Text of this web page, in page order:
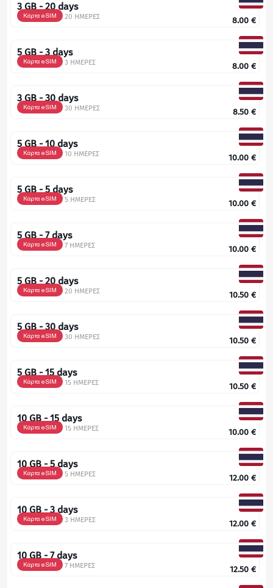
3 GB - 20 days
Κάρτα eSIM 20 ΗΜΕΡΕΣ 8.00 €
5 GB - 3 days
Κάρτα eSIM 3 ΗΜΕΡΕΣ 8.00 €
3 GB - 30 days
Κάρτα eSIM 30 ΗΜΕΡΕΣ 8.50 €
5 GB - 10 days
Κάρτα eSIM 10 ΗΜΕΡΕΣ 10.00 €
5 GB - 5 days
Κάρτα eSIM 5 ΗΜΕΡΕΣ 10.00 €
5 GB - 7 days
Κάρτα eSIM 7 ΗΜΕΡΕΣ 10.00 €
5 GB - 20 days
Κάρτα eSIM 20 ΗΜΕΡΕΣ 10.50 €
5 GB - 30 days
Κάρτα eSIM 30 ΗΜΕΡΕΣ 10.50 €
5 GB - 15 days
Κάρτα eSIM 15 ΗΜΕΡΕΣ 10.50 €
10 GB - 15 days
Κάρτα eSIM 15 ΗΜΕΡΕΣ 10.00 €
10 GB - 5 days
Κάρτα eSIM 5 ΗΜΕΡΕΣ 12.00 €
10 GB - 3 days
Κάρτα eSIM 3 ΗΜΕΡΕΣ 12.00 €
10 GB - 7 days
Κάρτα eSIM 7 ΗΜΕΡΕΣ 12.50 €